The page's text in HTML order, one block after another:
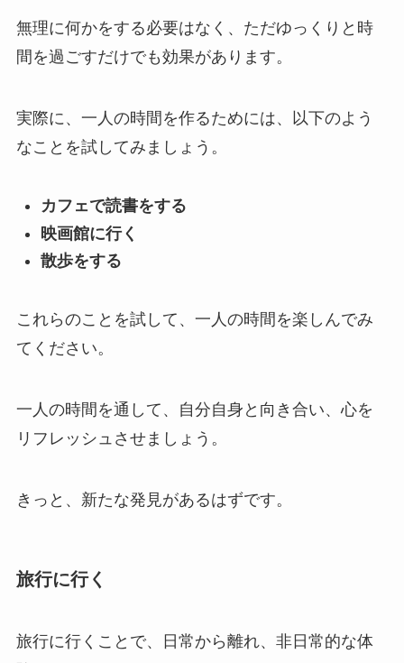
無理に何かをする必要はなく、ただゆっくりと時
間を過ごすだけでも効果があります。
実際に、一人の時間を作るためには、以下のよう
なことを試してみましょう。
カフェで読書をする
映画館に行く
散歩をする
これらのことを試して、一人の時間を楽しんでみ
てください。
一人の時間を通して、自分自身と向き合い、心を
リフレッシュさせましょう。
きっと、新たな発見があるはずです。
旅行に行く
旅行に行くことで、日常から離れ、非日常的な体